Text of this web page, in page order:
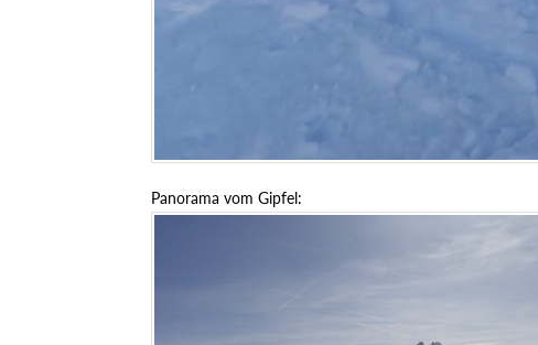
Panorama vom Gipfel: